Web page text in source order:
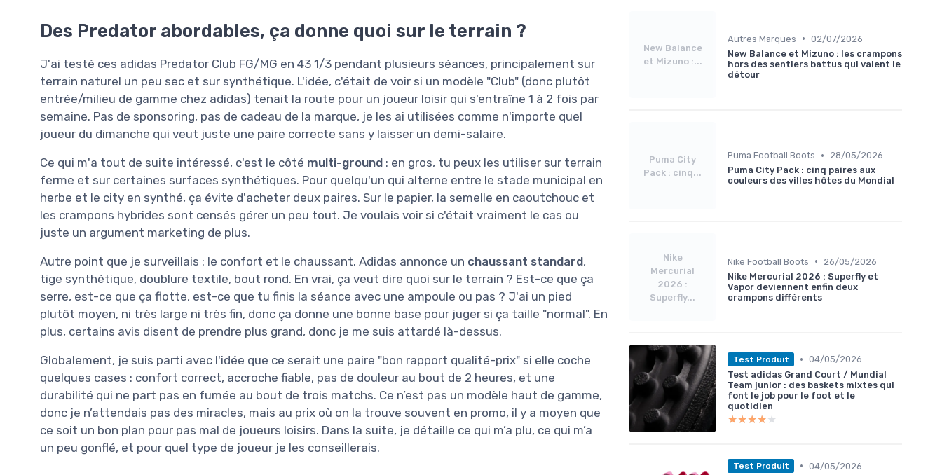
Des Predator abordables, ça donne quoi sur le terrain ?
J'ai testé ces adidas Predator Club FG/MG en 43 1/3 pendant plusieurs séances, principalement sur
terrain naturel un peu sec et sur synthétique. L'idée, c'était de voir si un modèle "Club" (donc plutôt
entrée/milieu de gamme chez adidas) tenait la route pour un joueur loisir qui s'entraîne 1 à 2 fois par
semaine. Pas de sponsoring, pas de cadeau de la marque, je les ai utilisées comme n'importe quel
joueur du dimanche qui veut juste une paire correcte sans y laisser un demi-salaire.
Ce qui m'a tout de suite intéressé, c'est le côté multi-ground : en gros, tu peux les utiliser sur terrain
ferme et sur certaines surfaces synthétiques. Pour quelqu'un qui alterne entre le stade municipal en
herbe et le city en synthé, ça évite d'acheter deux paires. Sur le papier, la semelle en caoutchouc et
les crampons hybrides sont censés gérer un peu tout. Je voulais voir si c'était vraiment le cas ou
juste un argument marketing de plus.
Autre point que je surveillais : le confort et le chaussant. Adidas annonce un chaussant standard,
tige synthétique, doublure textile, bout rond. En vrai, ça veut dire quoi sur le terrain ? Est-ce que ça
serre, est-ce que ça flotte, est-ce que tu finis la séance avec une ampoule ou pas ? J'ai un pied
plutôt moyen, ni très large ni très fin, donc ça donne une bonne base pour juger si ça taille "normal". En
plus, certains avis disent de prendre plus grand, donc je me suis attardé là-dessus.
Globalement, je suis parti avec l'idée que ce serait une paire "bon rapport qualité-prix" si elle coche
quelques cases : confort correct, accroche fiable, pas de douleur au bout de 2 heures, et une
durabilité qui ne part pas en fumée au bout de trois matchs. Ce n’est pas un modèle haut de gamme,
donc je n’attendais pas des miracles, mais au prix où on la trouve souvent en promo, il y a moyen que
ce soit un bon plan pour pas mal de joueurs loisirs. Dans la suite, je détaille ce qui m’a plu, ce qui m’a
un peu gonflé, et pour quel type de joueur je les conseillerais.
New Balance
et Mizuno :...
Autres Marques • 02/07/2026
New Balance et Mizuno : les crampons
hors des sentiers battus qui valent le
détour
Puma City
Pack : cinq...
Puma Football Boots •
28/05/2026
Puma City Pack : cinq paires aux
couleurs des villes hôtes du Mondial
Nike
Mercurial
2026 :
Superfly...
Nike Football Boots •
26/05/2026
Nike Mercurial 2026 : Superfly et
Vapor deviennent enfin deux
crampons différents
Test Produit • 04/05/2026
Test adidas Grand Court / Mundial
Team junior : des baskets mixtes qui
font le job pour le foot et le
quotidien
★★★★★
★★★★★
Test Produit • 04/05/2026